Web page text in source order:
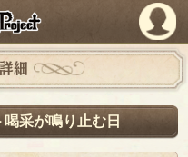
PandoraPartyProject
細
采が鳴り止む日